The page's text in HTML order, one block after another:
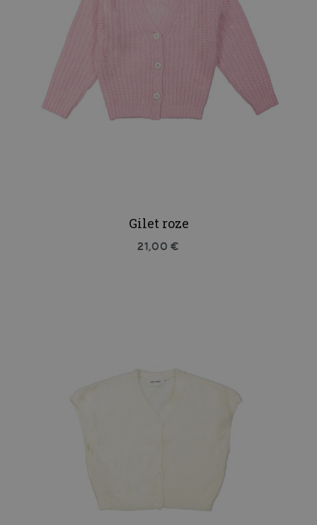
Gilet roze
21,00 €